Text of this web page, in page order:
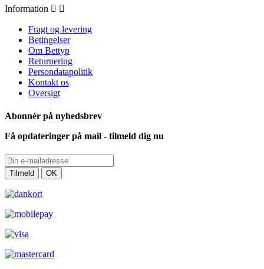
Information  
Fragt og levering
Betingelser
Om Bettyp
Returnering
Persondatapolitik
Kontakt os
Oversigt
Abonnér på nyhedsbrev
Få opdateringer på mail - tilmeld dig nu